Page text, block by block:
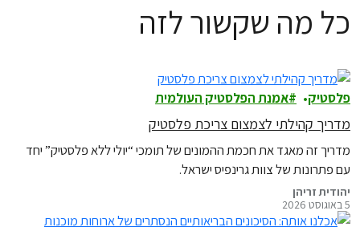
כל מה שקשור לזה
פלסטיק אמנת הפלסטיק העולמית
מדריך קהילתי לצמצום צריכת פלסטיק
מדריך זה מאגד את חכמת ההמונים של תומכי “יולי ללא פלסטיק” יחד
עם פתרונות של צוות גרינפיס ישראל.
יהודית זריהן
5 באוגוסט 2026